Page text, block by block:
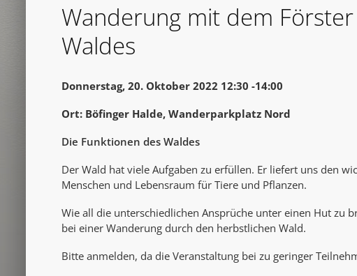
Wanderung mit dem
Waldes
Donnerstag, 20. Oktober 2022 12:30 -14:00
Ort: Böfinger Halde, Wanderparkplatz Nord
Die Funktionen des Waldes
Der Wald hat viele Aufgaben zu erfüllen. Er liefert uns den
Menschen und Lebensraum für Tiere und Pflanzen.
Wie all die unterschiedlichen Ansprüche unter einen Hut zu
bei einer Wanderung durch den herbstlichen Wald.
Bitte anmelden, da die Veranstaltung bei zu geringer